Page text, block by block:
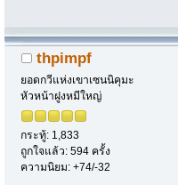
thpimpf
ยอดกวีแห่งเขาเซนนิคุมะ
หัวหน้าฝูงหมีใหญ่
กระทู้: 1,833
ถูกใจแล้ว: 594 ครั้ง
ความนิยม: +74/-32